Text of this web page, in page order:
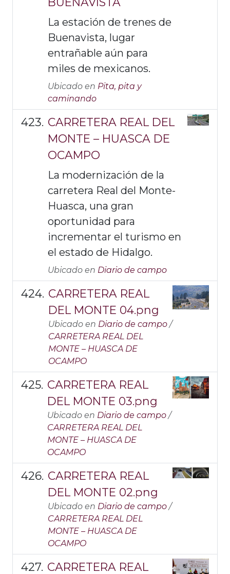
La estación de trenes de
Buenavista, lugar
entrañable aún para
miles de mexicanos.
Ubicado en Pita, pita y
caminando
CARRETERA REAL DEL
MONTE – HUASCA DE
OCAMPO
La modernización de la
carretera Real del Monte-
Huasca, una gran
oportunidad para
incrementar el turismo en
el estado de Hidalgo.
Ubicado en Diario de campo
CARRETERA REAL
DEL MONTE 04.png
Ubicado en Diario de campo /
CARRETERA REAL DEL
MONTE – HUASCA DE
OCAMPO
CARRETERA REAL
DEL MONTE 03.png
Ubicado en Diario de campo /
CARRETERA REAL DEL
MONTE – HUASCA DE
OCAMPO
CARRETERA REAL
DEL MONTE 02.png
Ubicado en Diario de campo /
CARRETERA REAL DEL
MONTE – HUASCA DE
OCAMPO
CARRETERA REAL